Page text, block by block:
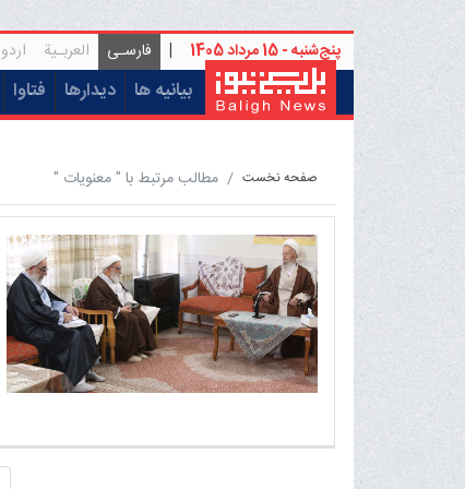
پنج‌شنبه - 15 مرداد 1405 | فارسـی العربـیة اردو
بیانیه ها دیدارها فتاوا
صفحه نخست مطالب مرتبط با " معنویات "